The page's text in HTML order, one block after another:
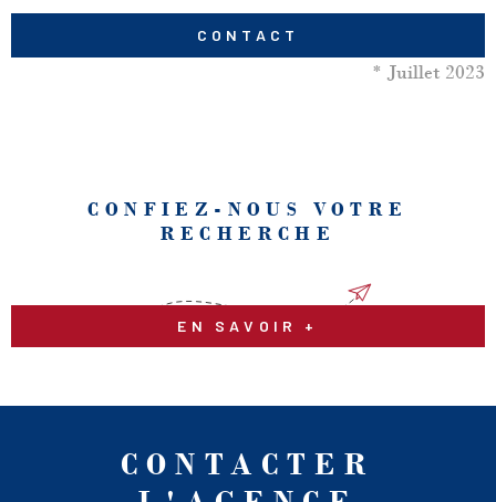
CONTACT
* Juillet 2023
CONFIEZ-NOUS VOTRE
RECHERCHE
EN SAVOIR +
CONTACTER